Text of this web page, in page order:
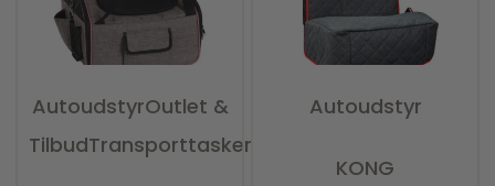
AutoudstyrOutlet &
TilbudTransporttasker
Autoudstyr
KONG